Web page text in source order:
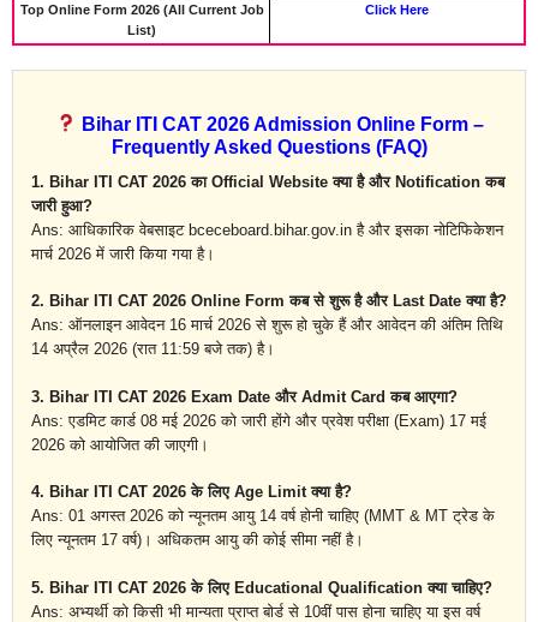
Top Online Form 2026 (All Current Job
List)
Click Here
Bihar ITI CAT 2026 Admission Online Form –
Frequently Asked Questions (FAQ)
1. Bihar ITI CAT 2026 का Official Website क्या है और Notification कब
जारी हुआ?
Ans: आधिकारिक वेबसाइट bceceboard.bihar.gov.in है और इसका नोटिफिकेशन
मार्च 2026 में जारी किया गया है।
2. Bihar ITI CAT 2026 Online Form कब से शुरू है और Last Date क्या है?
Ans: ऑनलाइन आवेदन 16 मार्च 2026 से शुरू हो चुके हैं और आवेदन की अंतिम तिथि
14 अप्रैल 2026 (रात 11:59 बजे तक) है।
3. Bihar ITI CAT 2026 Exam Date और Admit Card कब आएगा?
Ans: एडमिट कार्ड 08 मई 2026 को जारी होंगे और प्रवेश परीक्षा (Exam) 17 मई
2026 को आयोजित की जाएगी।
4. Bihar ITI CAT 2026 के लिए Age Limit क्या है?
Ans: 01 अगस्त 2026 को न्यूनतम आयु 14 वर्ष होनी चाहिए (MMT & MT ट्रेड के
लिए न्यूनतम 17 वर्ष)। अधिकतम आयु की कोई सीमा नहीं है।
5. Bihar ITI CAT 2026 के लिए Educational Qualification क्या चाहिए?
Ans: अभ्यर्थी को किसी भी मान्यता प्राप्त बोर्ड से 10वीं पास होना चाहिए या इस वर्ष